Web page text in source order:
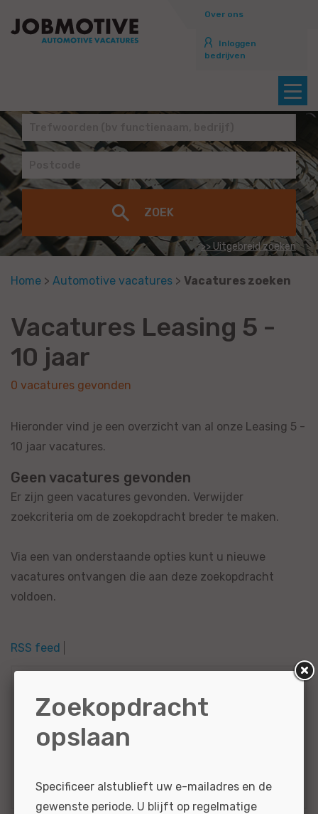
Over ons
Inloggen
bedrijven
>> Uitgebreid zoeken
Home > Automotive vacatures > Vacatures zoeken
Vacatures Leasing 5 -
10 jaar
0 vacatures gevonden
Hieronder vind je een overzicht van al onze Leasing 5 -
10 jaar vacatures.
Geen vacatures gevonden
Er zijn geen vacatures gevonden. Verwijder
zoekcriteria om de zoekopdracht breder te maken.
Via een van onderstaande opties kunt u nieuwe
vacatures ontvangen die aan deze zoekopdracht
voldoen.
RSS feed
Zoekcriteria
Leasing 5 - 10 jaar
Zoekopdracht
opslaan
Specificeer alstublieft uw e-mailadres en de
gewenste periode. U blijft op regelmatige